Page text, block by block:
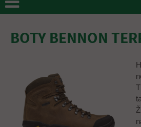
BOTY BENNON